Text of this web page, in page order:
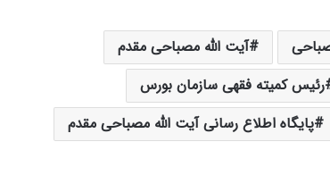
آیت الله مصباحی مقدم
رئیس کمیته فقهی سازمان بورس
پایگاه اطلاع رسانی آیت الله مصباحی مقدم